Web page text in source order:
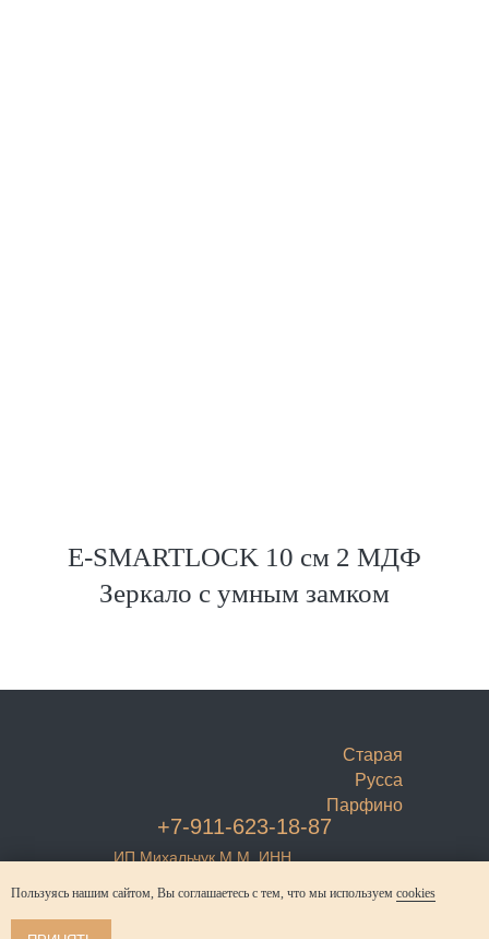
E-SMARTLOCK 10 см 2 МДФ
Зеркало c умным замком
Пользуясь нашим сайтом, Вы соглашаетесь с тем, что мы используем cookies
Старая
Русса
Парфино
+7-911-623-18-87
№6983749
ИП Михальчук М.М. ИНН